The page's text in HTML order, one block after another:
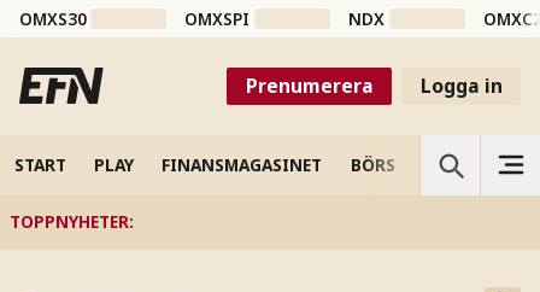
OMXS30 OMXSPI NDX
Prenumerera Logga in
START PLAY FINANSMAGASINET BÖRS VETENSKAP
TOPPNYHETER: